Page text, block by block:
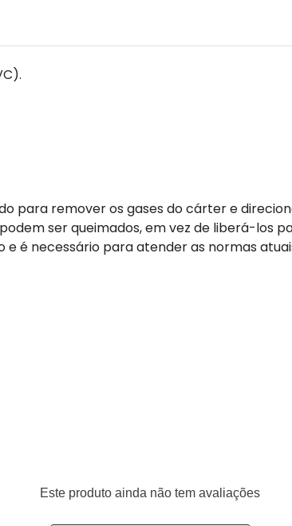
para remover os gases do cárter e
ser queimados, em vez de liberá-los
é necessário para atender as normas
Este produto ainda não tem avaliações